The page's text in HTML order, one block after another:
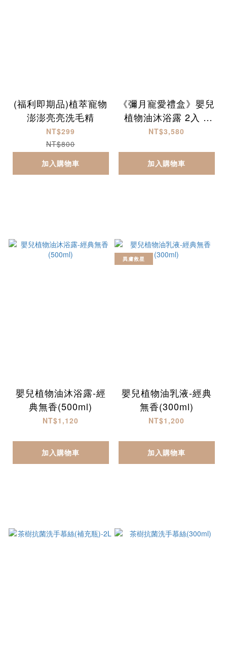
(福利即期品)植萃寵物
澎澎亮亮洗毛精
NT$299
NT$800
加入購物車
《彌月寵愛禮盒》嬰兒
植物油沐浴露 2入 +
乳液 1入
NT$3,580
加入購物車
嬰兒植物油沐浴露-經
典無香(500ml)
NT$1,120
加入購物車
異膚救星
嬰兒植物油乳液-經典
無香(300ml)
NT$1,200
加入購物車